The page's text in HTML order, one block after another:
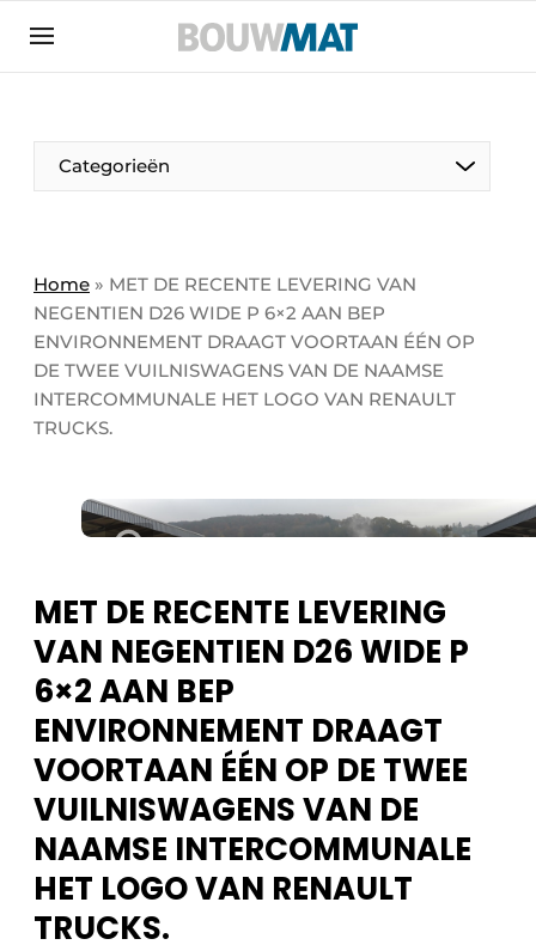
Aanmelden
Bedrijven
Bedrijven
Contact
Direct contact
Meest gelezen
Podcasts
Vacatures
Video’s
Categorieën
Home » MET DE RECENTE LEVERING VAN
NEGENTIEN D26 WIDE P 6×2 AAN BEP
ENVIRONNEMENT DRAAGT VOORTAAN ÉÉN OP
DE TWEE VUILNISWAGENS VAN DE NAAMSE
INTERCOMMUNALE HET LOGO VAN RENAULT
TRUCKS.
MET DE RECENTE LEVERING
VAN NEGENTIEN D26 WIDE P
6×2 AAN BEP
ENVIRONNEMENT DRAAGT
VOORTAAN ÉÉN OP DE TWEE
VUILNISWAGENS VAN DE
NAAMSE INTERCOMMUNALE
HET LOGO VAN RENAULT
TRUCKS.